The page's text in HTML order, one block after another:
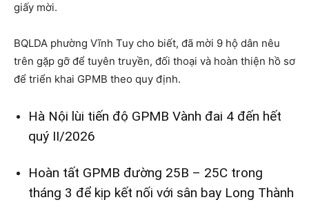
giấy mời.
BQLDA phường Vĩnh Tuy cho biết, đã mời 9 hộ dân nêu
trên gặp gỡ để tuyên truyền, đối thoại và hoàn thiện hồ sơ
để triển khai GPMB theo quy định.
Hà Nội lùi tiến độ GPMB Vành đai 4 đến hết
quý II/2026
Hoàn tất GPMB đường 25B – 25C trong
tháng 3 để kịp kết nối với sân bay Long Thành